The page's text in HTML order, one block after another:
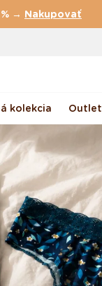
→ Nakupovať
kolekcia Outlet